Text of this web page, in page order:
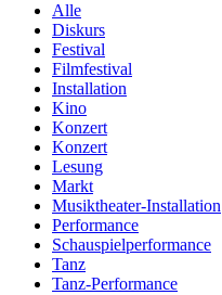
Alle
Diskurs
Festival
Filmfestival
Installation
Kino
Konzert
Konzert
Lesung
Markt
Musiktheater-Installation
Performance
Schauspielperformance
Tanz
Tanz-Performance